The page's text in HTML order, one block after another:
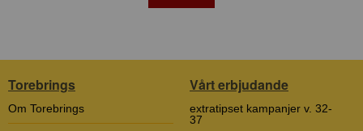
Torebrings
Om Torebrings
Vårt erbjudande
extratipset kampanjer v. 32-
37